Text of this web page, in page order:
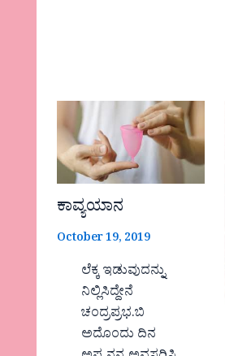
ಕಾವ್ಯಯಾನ
October 19, 2019
ಲೆಕ್ಕ ಇಡುವುದನ್ನು
ನಿಲ್ಲಿಸಿದ್ದೇನೆ
ಚಂದ್ರಪ್ರಭ.ಬಿ
ಅದೊಂದು ದಿನ